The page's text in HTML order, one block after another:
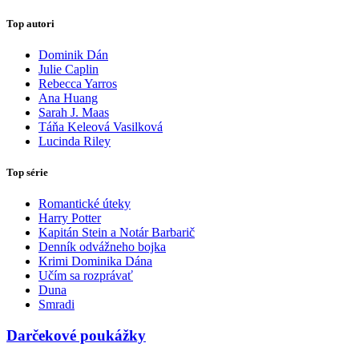
Top autori
Dominik Dán
Julie Caplin
Rebecca Yarros
Ana Huang
Sarah J. Maas
Táňa Keleová Vasilková
Lucinda Riley
Top série
Romantické úteky
Harry Potter
Kapitán Stein a Notár Barbarič
Denník odvážneho bojka
Krimi Dominika Dána
Učím sa rozprávať
Duna
Smradi
Darčekové poukážky